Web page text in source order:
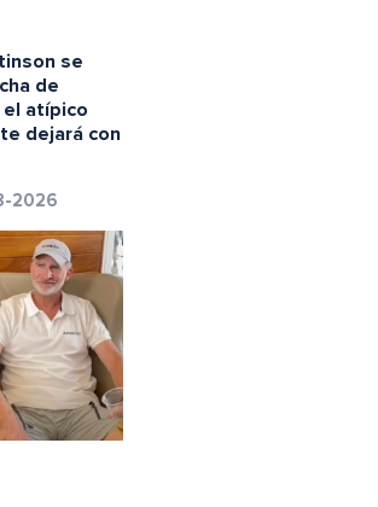
se
de
atípico
dejará con
2026